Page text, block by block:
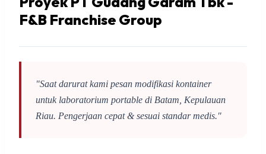
F&B Franchise Group
"Saat darurat kami pesan modifikasi kontainer
untuk laboratorium portable di Batam, Kepulauan
Riau. Pengerjaan cepat & sesuai standar medis."